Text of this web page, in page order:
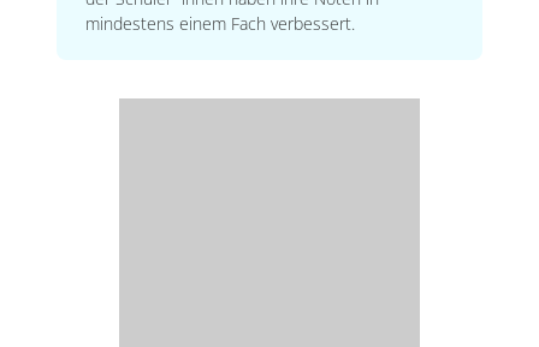
mindestens einem Fach verbessert.